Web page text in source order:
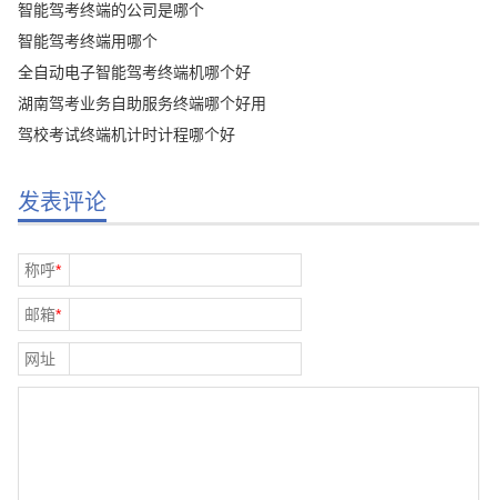
智能驾考终端的公司是哪个
智能驾考终端用哪个
全自动电子智能驾考终端机哪个好
湖南驾考业务自助服务终端哪个好用
驾校考试终端机计时计程哪个好
发表评论
称呼*
邮箱*
网址